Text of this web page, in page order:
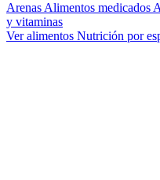
Arenas Alimentos medicados
y vitaminas
Ver alimentos Nutrición por